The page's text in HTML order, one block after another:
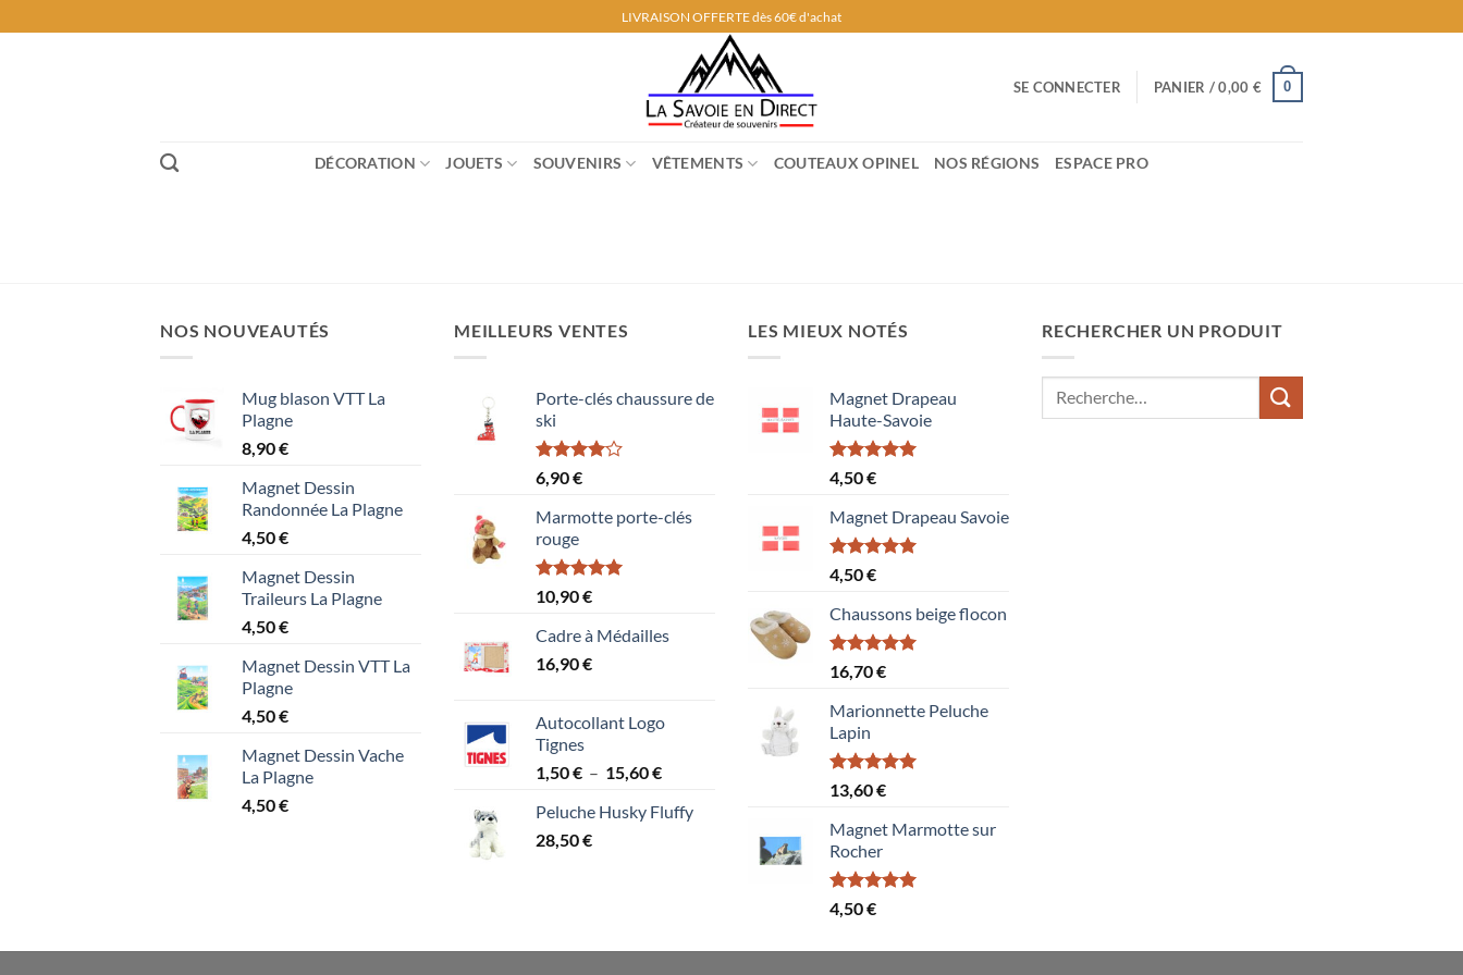
au
LIVRAISON OFFERTE dès 60€ d'achat
SE CONNECTER PANIER /0,00 € 0
DÉCORATION JOUETS SOUVENIRS VÊTEMENTS COUTEAUX OPINEL NOS RÉGIONS ESPACE PRO
NOS NOUVEAUTÉS
Mug blason VTT La
Plagne
8,90€
Magnet Dessin
Randonnée La Plagne
4,50€
Magnet Dessin
Traileurs La Plagne
4,50€
Magnet Dessin VTT La
Plagne
4,50€
Magnet Dessin Vache
La Plagne
4,50€
MEILLEURS VENTES
Porte-clés chaussure de
ski
Note
4.00
5
6,90€
Marmotte porte-clés
rouge
Note5.00
sur 5
10,90€
Cadre à Médailles
16,90€
Autocollant Logo
Tignes
1,50€ – 15,60€Plage
prix :
Peluche Husky Fluffy
28,50€
LES MIEUX NOTÉS
Magnet Drapeau
Haute-Savoie
Note5.00
sur 5
4,50€
Magnet Drapeau Savoie
Note5.00
sur 5
4,50€
Chaussons beige flocon
Note5.00
sur 5
16,70€
Marionnette Peluche
Lapin
Note5.00
sur 5
13,60€
Magnet Marmotte sur
Rocher
Note5.00
sur 5
4,50€
RECHERCHER UN PRODUIT
Recherche